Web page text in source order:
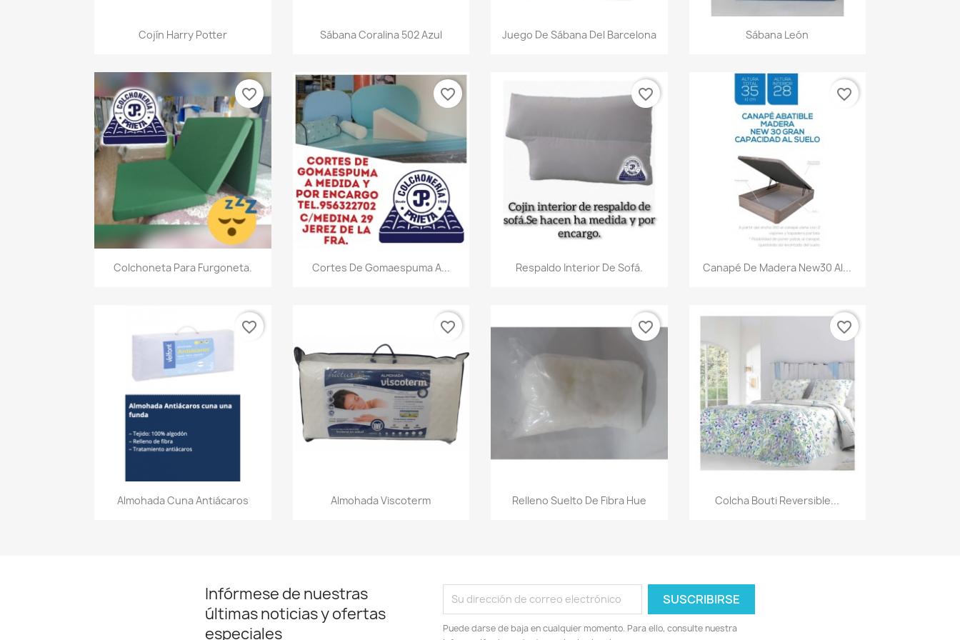
Vista rápida
Cojín Harry Potter Vista rápida
Sábana Coralina 502 Azul Vista rápida
Juego De Sábana Del Barcelona Vista rápida
Sábana León
Vista rápida
Colchoneta Para Furgoneta.
favorite_border
Vista rápida
Cortes De Gomaespuma A...
favorite_border
Vista rápida
Respaldo Interior De Sofá.
favorite_border
Vista rápida
Canapé De Madera New30 Al...
favorite_border
Vista rápida
Almohada Cuna Antiácaros
favorite_border
Vista rápida
Almohada Viscoterm
favorite_border
Vista rápida
Relleno Suelto De Fibra Hue
favorite_border
Vista rápida
Colcha Bouti Reversible...
favorite_border
Infórmese de nuestras
últimas noticias y ofertas
especiales
Puede darse de baja en cualquier momento. Para ello, consulte nuestra